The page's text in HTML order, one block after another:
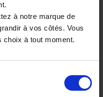
à notre marque de
à vos côtés. Vous
choix à tout moment.